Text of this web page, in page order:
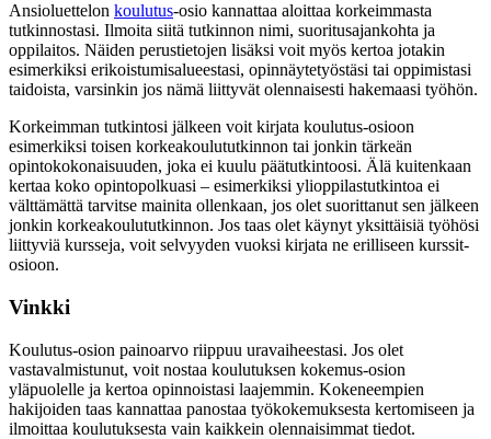
Ansioluettelon koulutus-osio kannattaa aloittaa korkeimmasta
tutkinnostasi. Ilmoita siitä tutkinnon nimi, suoritusajankohta ja
oppilaitos. Näiden perustietojen lisäksi voit myös kertoa jotakin
esimerkiksi erikoistumisalueestasi, opinnäytetyöstäsi tai oppimistasi
taidoista, varsinkin jos nämä liittyvät olennaisesti hakemaasi työhön.
Korkeimman tutkintosi jälkeen voit kirjata koulutus-osioon
esimerkiksi toisen korkeakoulututkinnon tai jonkin tärkeän
opintokokonaisuuden, joka ei kuulu päätutkintoosi. Älä kuitenkaan
kertaa koko opintopolkuasi – esimerkiksi ylioppilastutkintoa ei
välttämättä tarvitse mainita ollenkaan, jos olet suorittanut sen jälkeen
jonkin korkeakoulututkinnon. Jos taas olet käynyt yksittäisiä työhösi
liittyviä kursseja, voit selvyyden vuoksi kirjata ne erilliseen kurssit-
osioon.
Vinkki
Koulutus-osion painoarvo riippuu uravaiheestasi. Jos olet
vastavalmistunut, voit nostaa koulutuksen kokemus-osion
yläpuolelle ja kertoa opinnoistasi laajemmin. Kokeneempien
hakijoiden taas kannattaa panostaa työkokemuksesta kertomiseen ja
ilmoittaa koulutuksesta vain kaikkein olennaisimmat tiedot.